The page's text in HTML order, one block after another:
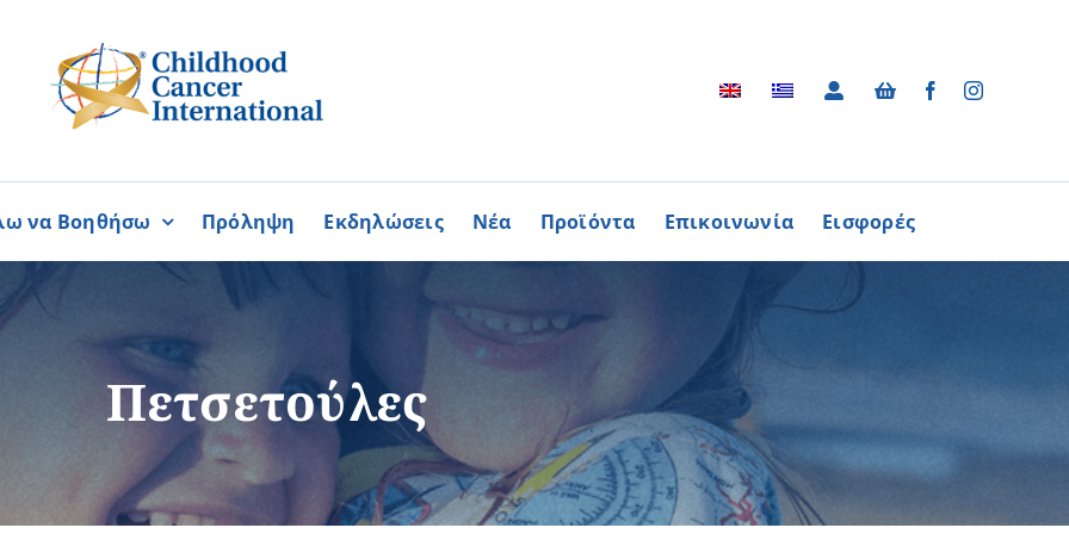
Παγκύπρια Συμμαχία Σπάνιων Παθήσεων
Παγκύπριο Συντονιστικό Συμβούλιο Εθελοντισμού
Ομοσπονδία Συνδέσμων Ασθενών Κύπρου
Φλόγα Ελλάδος
Φωτογραφικό Αρχείο
Βίντεο
Ραδιοφωνικές Διαφημίσεις
Διαφημίσεις / Φυλλάδια
Τα Τραγούδια
να Βοηθήσω
ΓΙΝΟΜΑΙ
Περισσότερα
ΓΙΝΟΜΑΙ
ΕΘΕΛΟΝΤΗΣ
Περισσότερα
ΑΓΟΡΑΖΩ
ΠΡΟΙΟΝΤΑ
Περισσότερα
Πρόληψη Εκδηλώσεις Νέα Προϊόντα Επικοινωνία Εισφορές
Πετσετούλες